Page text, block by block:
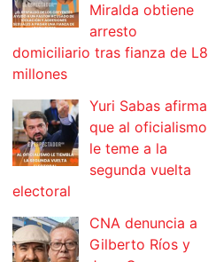
Miralda obtiene
arresto
domiciliario tras fianza de L8
millones
Yuri Sabas afirma
que al oficialismo
le teme a la
segunda vuelta
electoral
CNA denuncia a
Gilberto Ríos y